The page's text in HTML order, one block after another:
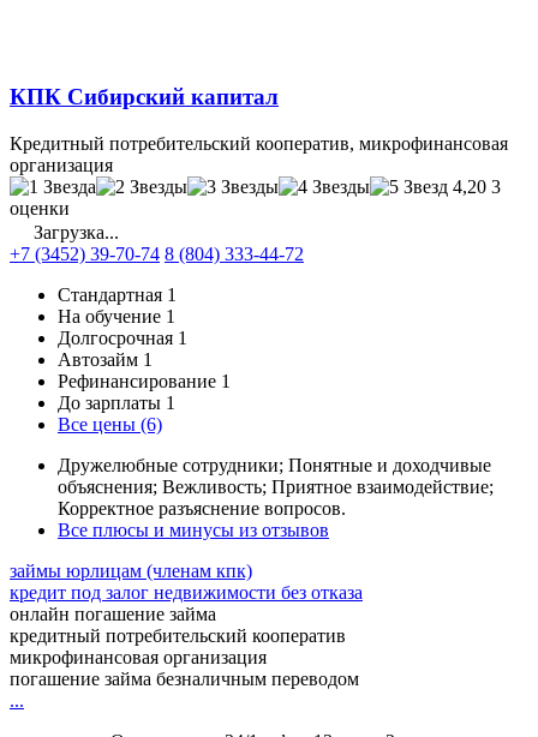
КПК Сибирский капитал
Кредитный потребительский кооператив, микрофинансовая
организация
4,20 3
оценки
Загрузка...
+7 (3452) 39-70-74 8 (804) 333-44-72
Стандартная 1
На обучение 1
Долгосрочная 1
Автозайм 1
Рефинансирование 1
До зарплаты 1
Все цены (6)
Дружелюбные сотрудники; Понятные и доходчивые
объяснения; Вежливость; Приятное взаимодействие;
Корректное разъяснение вопросов.
Все плюсы и минусы из отзывов
займы юрлицам (членам кпк)
кредит под залог недвижимости без отказа
онлайн погашение займа
кредитный потребительский кооператив
микрофинансовая организация
погашение займа безналичным переводом
...